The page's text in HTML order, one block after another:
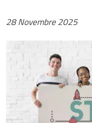
28 Novembre 2025
Immagine news